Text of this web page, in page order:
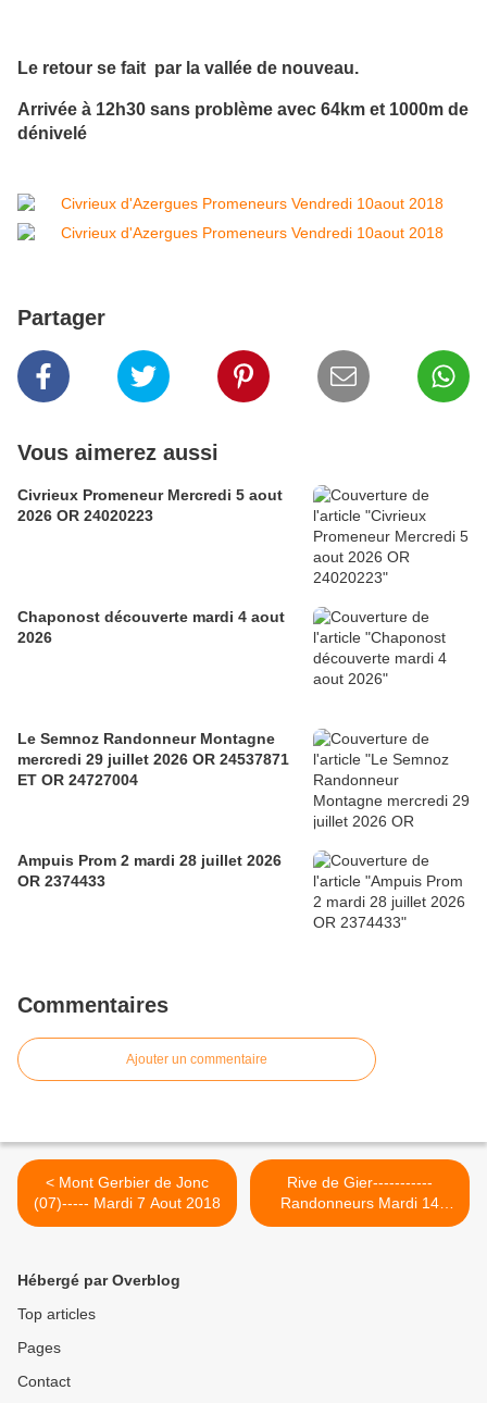
Le retour se fait par la vallée de nouveau.
Arrivée à 12h30 sans problème avec 64km et 1000m de
dénivelé
Partager
Vous aimerez aussi
Civrieux Promeneur Mercredi 5 aout
2026 OR 24020223
Chaponost découverte mardi 4 aout
2026
Le Semnoz Randonneur Montagne
mercredi 29 juillet 2026 OR 24537871
ET OR 24727004
Ampuis Prom 2 mardi 28 juillet 2026
OR 2374433
Commentaires
Ajouter un commentaire
< Mont Gerbier de Jonc
(07)----- Mardi 7 Aout 2018
Rive de Gier-----------
Randonneurs Mardi 14
Aout 2018 >
Hébergé par Overblog
Top articles
Pages
Contact